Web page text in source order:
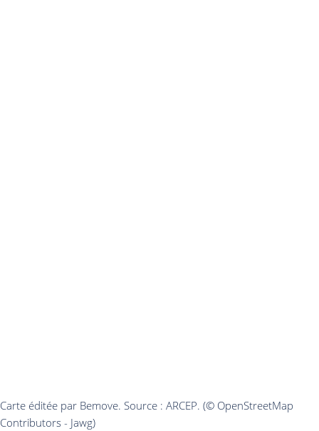
Carte éditée par Bemove. Source : ARCEP. (© OpenStreetMap
Contributors - Jawg)